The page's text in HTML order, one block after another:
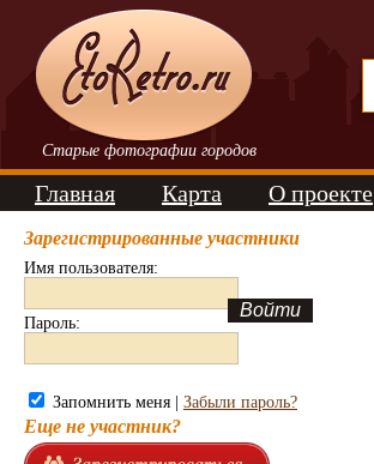
Старые фотографии городов
Главная Карта О проекте
Зарегистрированные участники
Имя пользователя:
Пароль:
Запомнить меня | Забыли пароль?
Еще не участник?